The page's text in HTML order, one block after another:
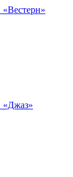
«Джаз»